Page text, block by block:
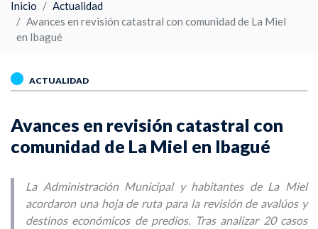
Inicio
Actualidad
Avances en revisión catastral con comunidad de La Miel
en Ibagué
ACTUALIDAD
Avances en revisión catastral con
comunidad de La Miel en Ibagué
La Administración Municipal y habitantes de La Miel
acordaron una hoja de ruta para la revisión de avalúos y
destinos económicos de predios. Tras analizar 20 casos